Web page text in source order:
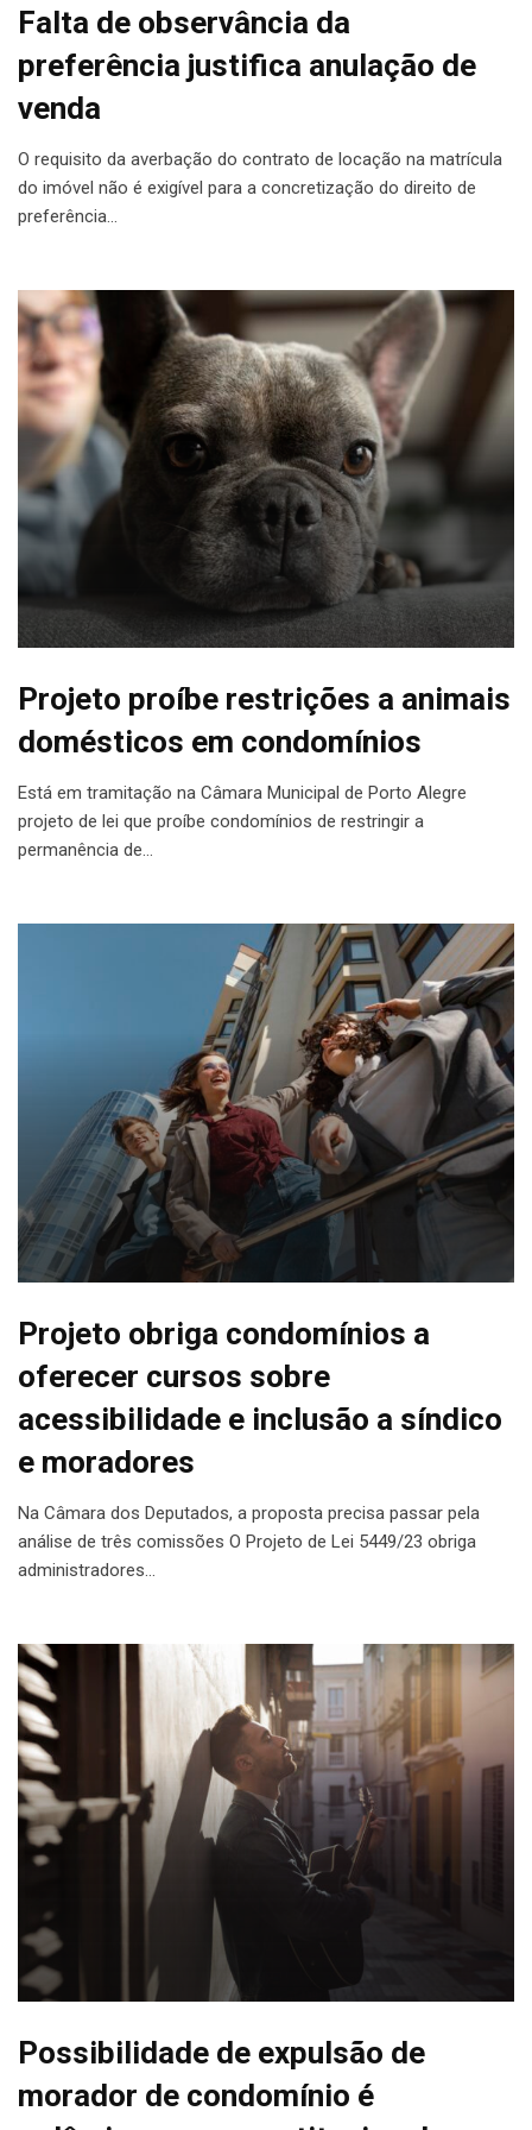
Falta de observância da
preferência justifica anulação de
venda
O requisito da averbação do contrato de locação na matrícula
do imóvel não é exigível para a concretização do direito de
preferência…
Projeto proíbe restrições a animais
domésticos em condomínios
Está em tramitação na Câmara Municipal de Porto Alegre
projeto de lei que proíbe condomínios de restringir a
permanência de…
Projeto obriga condomínios a
oferecer cursos sobre
acessibilidade e inclusão a síndico
e moradores
Na Câmara dos Deputados, a proposta precisa passar pela
análise de três comissões O Projeto de Lei 5449/23 obriga
administradores…
Possibilidade de expulsão de
morador de condomínio é